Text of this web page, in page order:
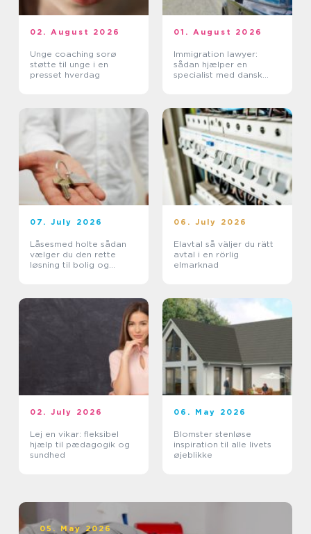
02. August 2026
Unge coaching sorø
støtte til unge i en
presset hverdag
01. August 2026
Immigration lawyer:
sådan hjælper en
specialist med dansk
07. July 2026
Låsesmed holte sådan
vælger du den rette
løsning til bolig og
06. July 2026
Elavtal så väljer du rätt
avtal i en rörlig
elmarknad
02. July 2026
Lej en vikar: fleksibel
hjælp til pædagogik og
sundhed
06. May 2026
Blomster stenløse
inspiration til alle livets
øjeblikke
05. May 2026